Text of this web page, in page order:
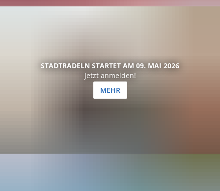
STADTRADELN STARTET AM 09. MAI 2026
Jetzt anmelden!
MEHR